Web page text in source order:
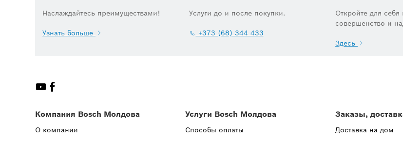
Наслаждайтесь преимуществами!
Узнать больше
Услуги до и после покупки.
+373 (68) 344 433
Откройте для себя
совершенство и
Здесь
Компания Bosch Молдова
О компании
Услуги Bosch Молдова
Способы оплаты
Заказы,
Доставка на дом